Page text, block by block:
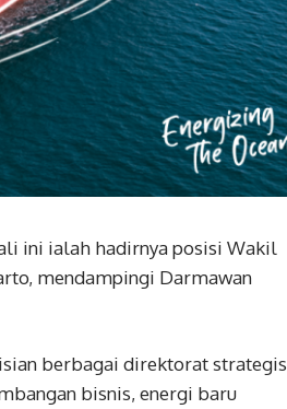
ini ialah hadirnya posisi Wakil
mendampingi Darmawan
berbagai direktorat strategis
bisnis, energi baru